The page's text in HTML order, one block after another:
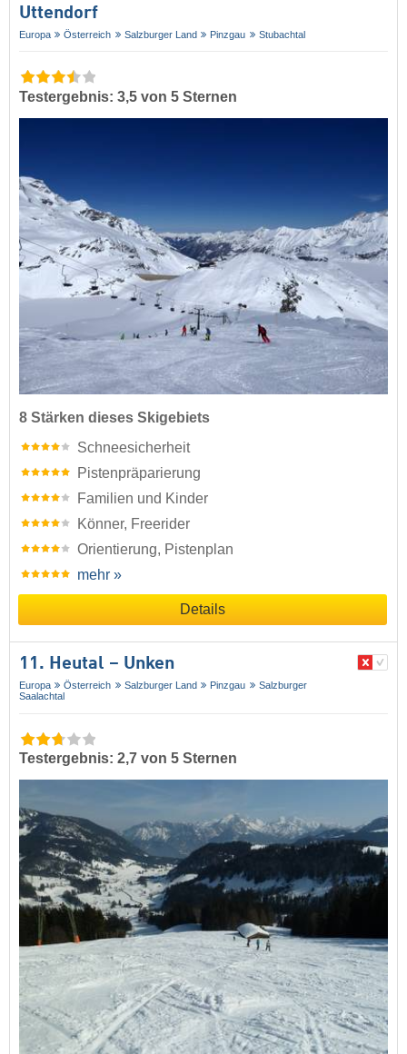
Uttendorf
Europa Österreich Salzburger Land Pinzgau Stubachtal
Testergebnis: 3,5 von 5 Sternen
8 Stärken dieses Skigebiets
Schneesicherheit
Pistenpräparierung
Familien und Kinder
Könner, Freerider
Orientierung, Pistenplan
mehr »
Details
11. Heutal – Unken
Europa Österreich Salzburger Land Pinzgau
Salzburger
Saalachtal
Testergebnis: 2,7 von 5 Sternen